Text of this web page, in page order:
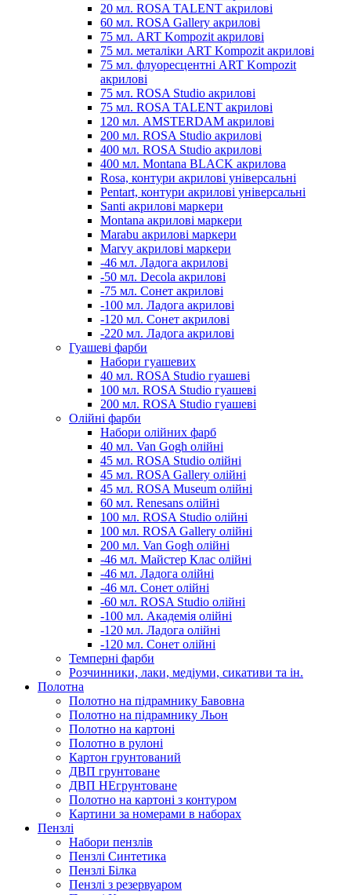
20 мл. ROSA TALENT акрилові
60 мл. ROSA Gallery акрилові
75 мл. ART Kompozit акрилові
75 мл. металіки ART Kompozit акрилові
75 мл. флуоресцентні ART Kompozit
акрилові
75 мл. ROSA Studio акрилові
75 мл. ROSA TALENT акрилові
120 мл. AMSTERDAM акрилові
200 мл. ROSA Studio акрилові
400 мл. ROSA Studio акрилові
400 мл. Montana BLACK акрилова
Rosa, контури акрилові універсальні
Pentart, контури акрилові універсальні
Santi акрилові маркери
Montana акрилові маркери
Marabu акрилові маркери
Marvy акрилові маркери
-46 мл. Ладога акрилові
-50 мл. Decola акрилові
-75 мл. Сонет акрилові
-100 мл. Ладога акрилові
-120 мл. Сонет акрилові
-220 мл. Ладога акрилові
Гуашеві фарби
Набори гуашевих
40 мл. ROSA Studio гуашеві
100 мл. ROSA Studio гуашеві
200 мл. ROSA Studio гуашеві
Олійні фарби
Набори олійних фарб
40 мл. Van Gogh олійні
45 мл. ROSA Studio олійні
45 мл. ROSA Gallery олійні
45 мл. ROSA Museum олійні
60 мл. Renesans олійні
100 мл. ROSA Studio олійні
100 мл. ROSA Gallery олійні
200 мл. Van Gogh олійні
-46 мл. Майстер Клас олійні
-46 мл. Ладога олійні
-46 мл. Сонет олійні
-60 мл. ROSA Studio олійні
-100 мл. Академія олійні
-120 мл. Ладога олійні
-120 мл. Сонет олійні
Темперні фарби
Розчинники, лаки, медіуми, сикативи та ін.
Полотна
Полотно на підрамнику Бавовна
Полотно на підрамнику Льон
Полотно на картоні
Полотно в рулоні
Картон грунтований
ДВП грунтоване
ДВП НЕгрунтоване
Полотно на картоні з контуром
Картини за номерами в наборах
Пензлі
Набори пензлів
Пензлі Синтетика
Пензлі Білка
Пензлі з резервуаром